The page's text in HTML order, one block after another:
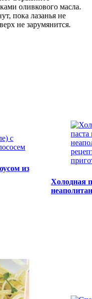
оливкового масла.
пока лазанья не
не зарумянится.
из
Холодная